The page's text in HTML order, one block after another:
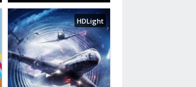
HDLight